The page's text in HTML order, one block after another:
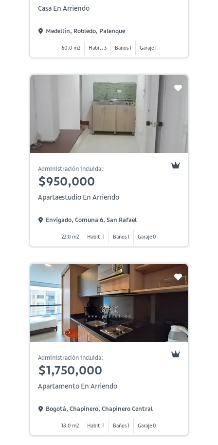
Casa En Arriendo
Medellín, Robledo, Palenque
60.0 m2 Habit. 3 Baños 1 Garaje 1
Administración incluida:
$950,000
Apartaestudio En Arriendo
Envigado, Comuna 6, San Rafael
22.0 m2 Habit. 1 Baños 1 Garaje 0
Administración incluida:
$1,750,000
Apartamento En Arriendo
Bogotá, Chapinero, Chapinero Central
18.0 m2 Habit. 1 Baños 1 Garaje 0